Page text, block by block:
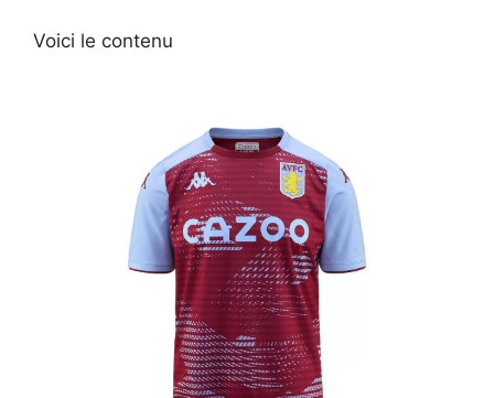
Voici le contenu